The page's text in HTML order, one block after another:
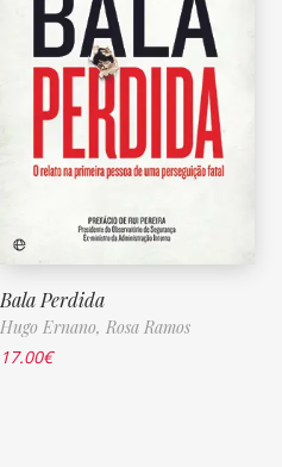
Bala Perdida
Hugo Ernano, Rosa Ramos
17.00€